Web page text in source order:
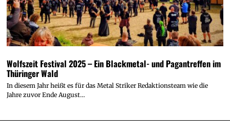
Wolfszeit Festival 2025 – Ein Blackmetal- und Pagantreffen im
Thüringer Wald
In diesem Jahr heißt es für das Metal Striker Redaktionsteam wie die
Jahre zuvor Ende August…